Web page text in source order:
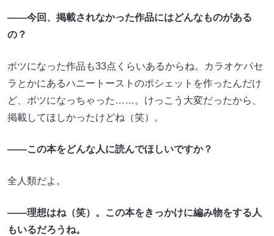
――今回、掲載されなかった作品にはどんなものがある
の？
ボツになった作品も33点くらいあるからね。カラオケパセ
ラとかにあるハニートーストのポシェットを作ったんだけ
ど、ボツになっちゃった……。けっこう大変だったから、
掲載してほしかったけどね（笑）。
――この本をどんな人に読んでほしいですか？
全人類だよ。
――理想はね（笑）。この本をきっかけに編み物をする人
もいるだろうね。